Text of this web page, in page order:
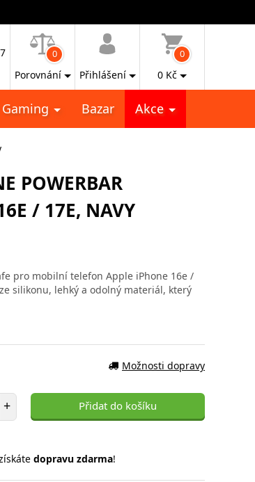
0
Porovnání Přihlášení
0
0 Kč
Gaming Bazar Akce
POWERBAR
/ 17E, NAVY
pro mobilní telefon Apple iPhone 16e /
silikonu, lehký a odolný materiál, který
Možnosti dopravy
položek
+ Přidat do košíku
dopravu zdarma!